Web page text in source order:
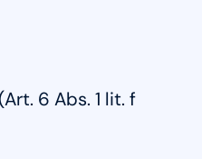
6 Abs. 1 lit. f